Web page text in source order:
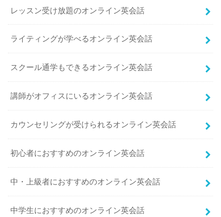
レッスン受け放題のオンライン英会話
ライティングが学べるオンライン英会話
スクール通学もできるオンライン英会話
講師がオフィスにいるオンライン英会話
カウンセリングが受けられるオンライン英会話
初心者におすすめのオンライン英会話
中・上級者におすすめのオンライン英会話
中学生におすすめのオンライン英会話